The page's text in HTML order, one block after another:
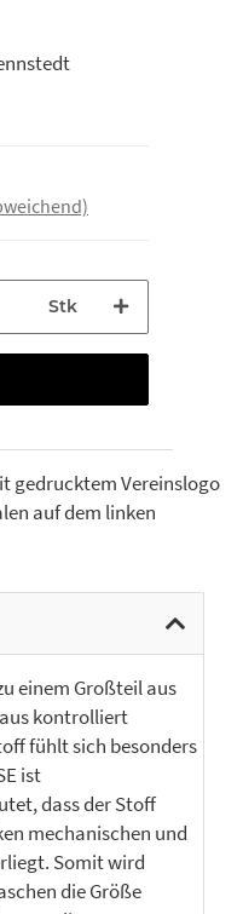
Stk
gedrucktem Vereinslogo
auf dem linken
einem Großteil aus
kontrolliert
fühlt sich besonders
ist
dass der Stoff
mechanischen und
Somit wird
die Größe